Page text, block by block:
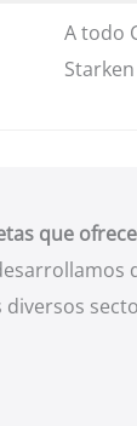
A todo
que